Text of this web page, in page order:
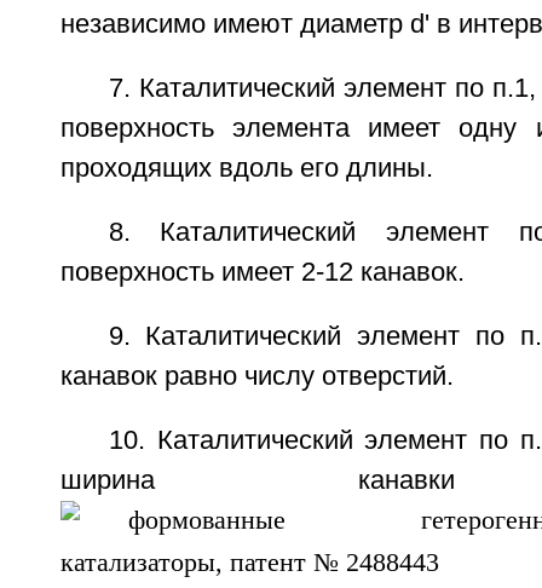
независимо имеют диаметр d' в
7. Каталитический элемент по
поверхность элемента имеет одну
проходящих вдоль его длины.
8. Каталитический элемент
поверхность имеет 2-12 канавок.
9. Каталитический элемент по
канавок равно числу отверстий.
10. Каталитический элемент по
ширина канавки